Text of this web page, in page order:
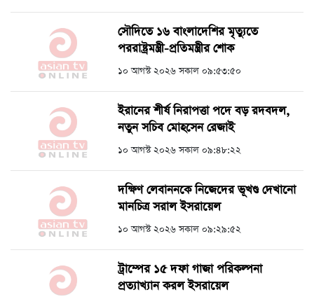
সৌদিতে ১৬ বাংলাদেশির মৃত্যুতে
পররাষ্ট্রমন্ত্রী-প্রতিমন্ত্রীর শোক
১০ আগস্ট ২০২৬ সকাল ০৯:৫৩:৫০
ইরানের শীর্ষ নিরাপত্তা পদে বড় রদবদল,
নতুন সচিব মোহসেন রেজাই
১০ আগস্ট ২০২৬ সকাল ০৯:৪৮:২২
দক্ষিণ লেবাননকে নিজেদের ভূখণ্ড দেখানো
মানচিত্র সরাল ইসরায়েল
১০ আগস্ট ২০২৬ সকাল ০৯:২৯:৫২
ট্রাম্পের ১৫ দফা গাজা পরিকল্পনা
প্রত্যাখ্যান করল ইসরায়েল